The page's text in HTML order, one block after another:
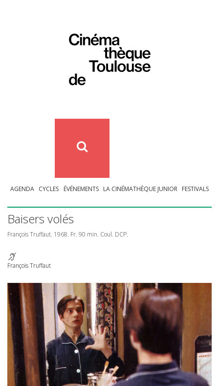
AGENDA CYCLES ÉVÉNEMENTS LA CINÉMATHÈQUE JUNIOR FESTIVALS
Baisers volés
François Truffaut. 1968. Fr. 90 min. Coul. DCP.
François Truffaut